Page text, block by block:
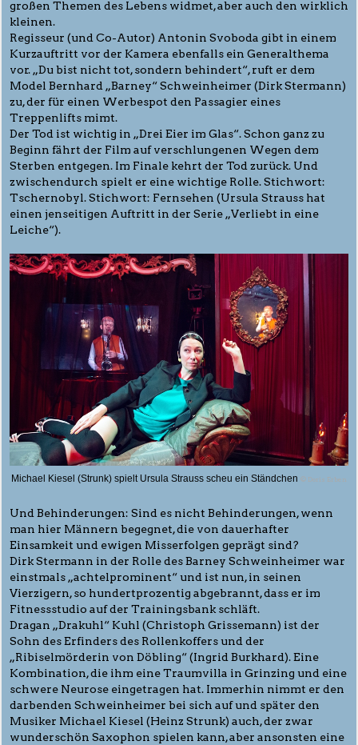
großen Themen des Lebens widmet, aber auch den wirklich
kleinen.
Regisseur (und Co-Autor) Antonin Svoboda gibt in einem
Kurzauftritt vor der Kamera ebenfalls ein Generalthema
vor. „Du bist nicht tot, sondern behindert“, ruft er dem
Model Bernhard „Barney“ Schweinheimer (Dirk Stermann)
zu, der für einen Werbespot den Passagier eines
Treppenlifts mimt.
Der Tod ist wichtig in „Drei Eier im Glas“. Schon ganz zu
Beginn fährt der Film auf verschlungenen Wegen dem
Sterben entgegen. Im Finale kehrt der Tod zurück. Und
zwischendurch spielt er eine wichtige Rolle. Stichwort:
Tschernobyl. Stichwort: Fernsehen (Ursula Strauss hat
einen jenseitigen Auftritt in der Serie „Verliebt in eine
Leiche“).
Michael Kiesel (Strunk) spielt Ursula Strauss scheu ein Ständchen © Doris Erben
Und Behinderungen: Sind es nicht Behinderungen, wenn
man hier Männern begegnet, die von dauerhafter
Einsamkeit und ewigen Misserfolgen geprägt sind?
Dirk Stermann in der Rolle des Barney Schweinheimer war
einstmals „achtelprominent“ und ist nun, in seinen
Vierzigern, so hundertprozentig abgebrannt, dass er im
Fitnessstudio auf der Trainingsbank schläft.
Dragan „Drakuhl“ Kuhl (Christoph Grissemann) ist der
Sohn des Erfinders des Rollenkoffers und der
„Ribiselmörderin von Döbling“ (Ingrid Burkhard). Eine
Kombination, die ihm eine Traumvilla in Grinzing und eine
schwere Neurose eingetragen hat. Immerhin nimmt er den
darbenden Schweinheimer bei sich auf und später den
Musiker Michael Kiesel (Heinz Strunk) auch, der zwar
wunderschön Saxophon spielen kann, aber ansonsten eine